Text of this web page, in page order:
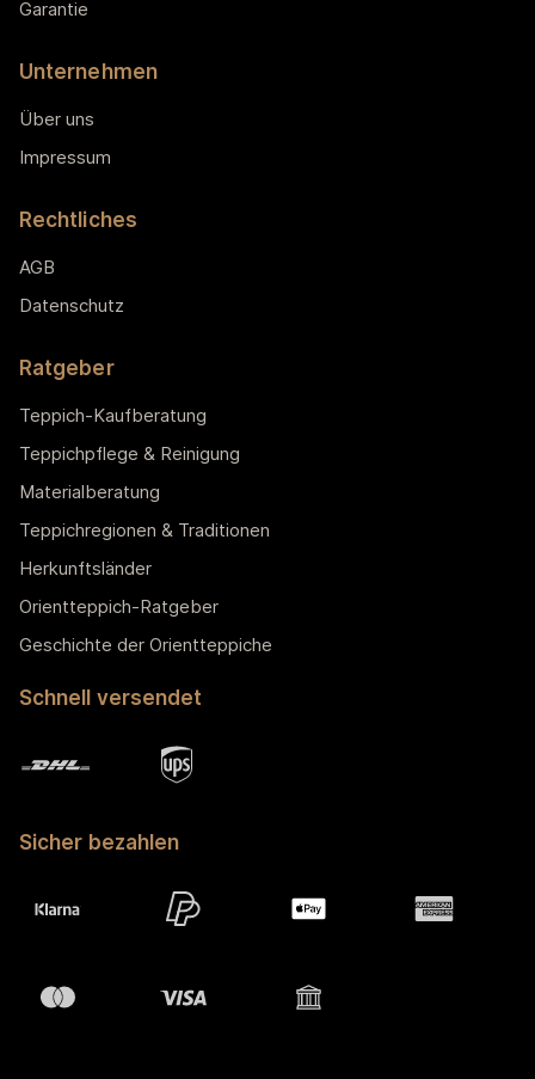
Garantie
Unternehmen
Über uns
Impressum
Rechtliches
AGB
Datenschutz
Ratgeber
Teppich-Kaufberatung
Teppichpflege & Reinigung
Materialberatung
Teppichregionen & Traditionen
Herkunftsländer
Orientteppich-Ratgeber
Geschichte der Orientteppiche
Schnell versendet
Sicher bezahlen